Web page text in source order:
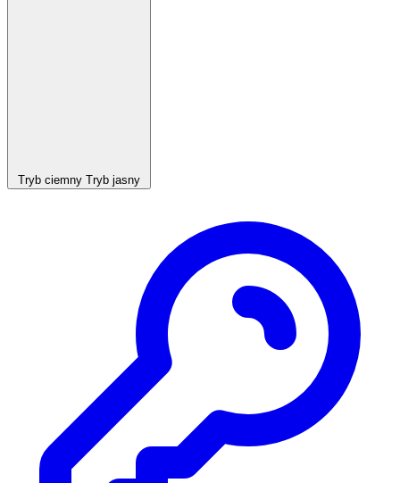
Tryb ciemny Tryb jasny